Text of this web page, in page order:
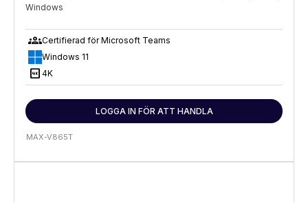
Windows
groupsCertifierad för Microsoft Teams
Windows 11
4K 4K
LOGGA IN FÖR ATT HANDLA
MAX-V865T